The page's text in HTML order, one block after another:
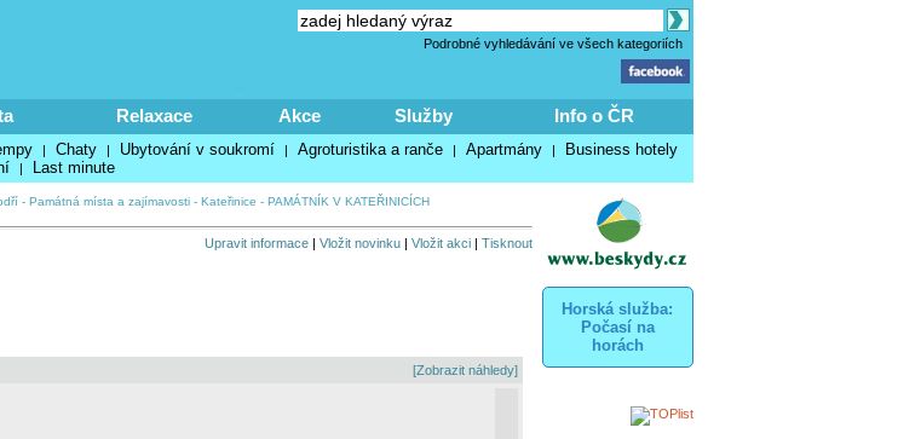
Podrobné vyhledávání ve všech kategoriích
Relaxace Akce Služby Info o ČR
| Chaty | Ubytování v soukromí | Agroturistika a ranče | Apartmány | Business hotely
| Last minute
- Památná místa a zajímavosti- Kateřinice - PAMÁTNÍK V KATEŘINICÍCH
Upravit informace| Vložit novinku| Vložit akci| Tisknout
[Zobrazit náhledy]
Horská služba:
Počasí na
horách